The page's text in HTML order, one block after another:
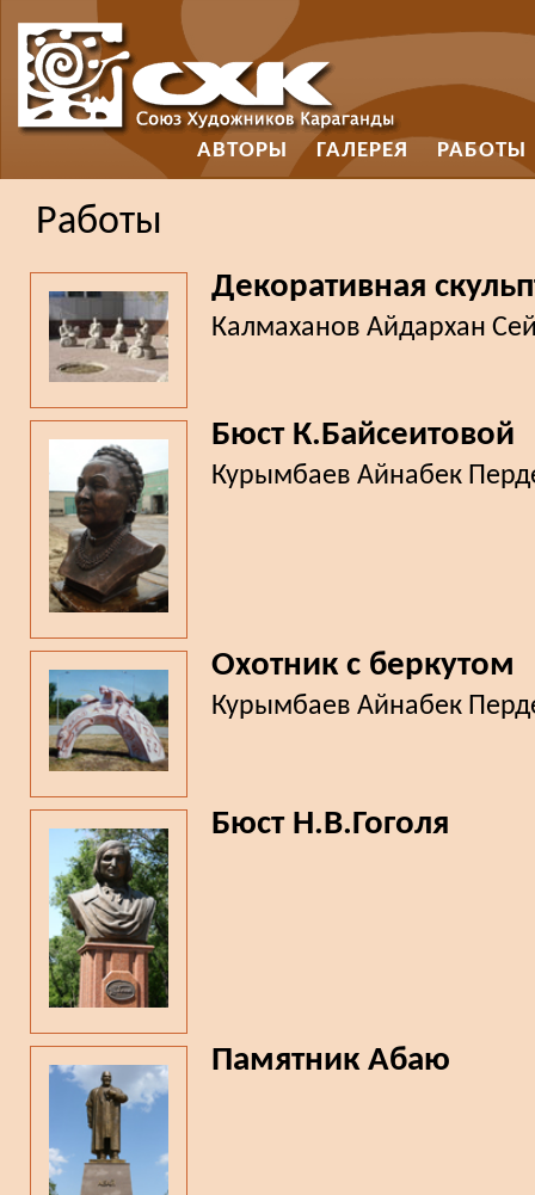
АВТОРЫ ГАЛЕРЕЯ РАБОТЫ
Работы
Декоративная
Калмаханов Айдархан
Бюст К.Байсеитовой
Курымбаев Айнабек
Охотник с беркутом
Курымбаев Айнабек
Бюст Н.В.Гоголя
Памятник Абаю